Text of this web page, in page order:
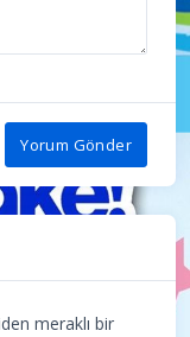
Yorum Gönder
meraklı bir